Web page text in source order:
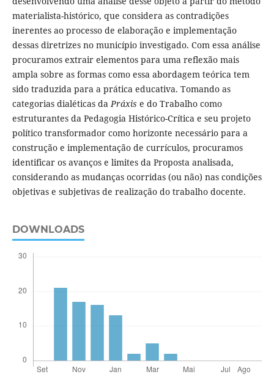
materialista-histórico, que considera as contradições
inerentes ao processo de elaboração e implementação
dessas diretrizes no município investigado. Com essa análise
procuramos extrair elementos para uma reflexão mais
ampla sobre as formas como essa abordagem teórica tem
sido traduzida para a prática educativa. Tomando as
categorias dialéticas da Práxis e do Trabalho como
estruturantes da Pedagogia Histórico-Crítica e seu projeto
político transformador como horizonte necessário para a
construção e implementação de currículos, procuramos
identificar os avanços e limites da Proposta analisada,
considerando as mudanças ocorridas (ou não) nas condições
objetivas e subjetivas de realização do trabalho docente.
DOWNLOADS